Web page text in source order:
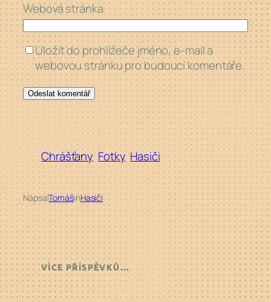
Webová stránka
Uložit do prohlížeče jméno, e-mail a
webovou stránku pro budoucí komentáře.
Chrášťany Fotky Hasiči
NápsalTomášinHasiči
VÍCE PŘÍSPĚVKŮ…